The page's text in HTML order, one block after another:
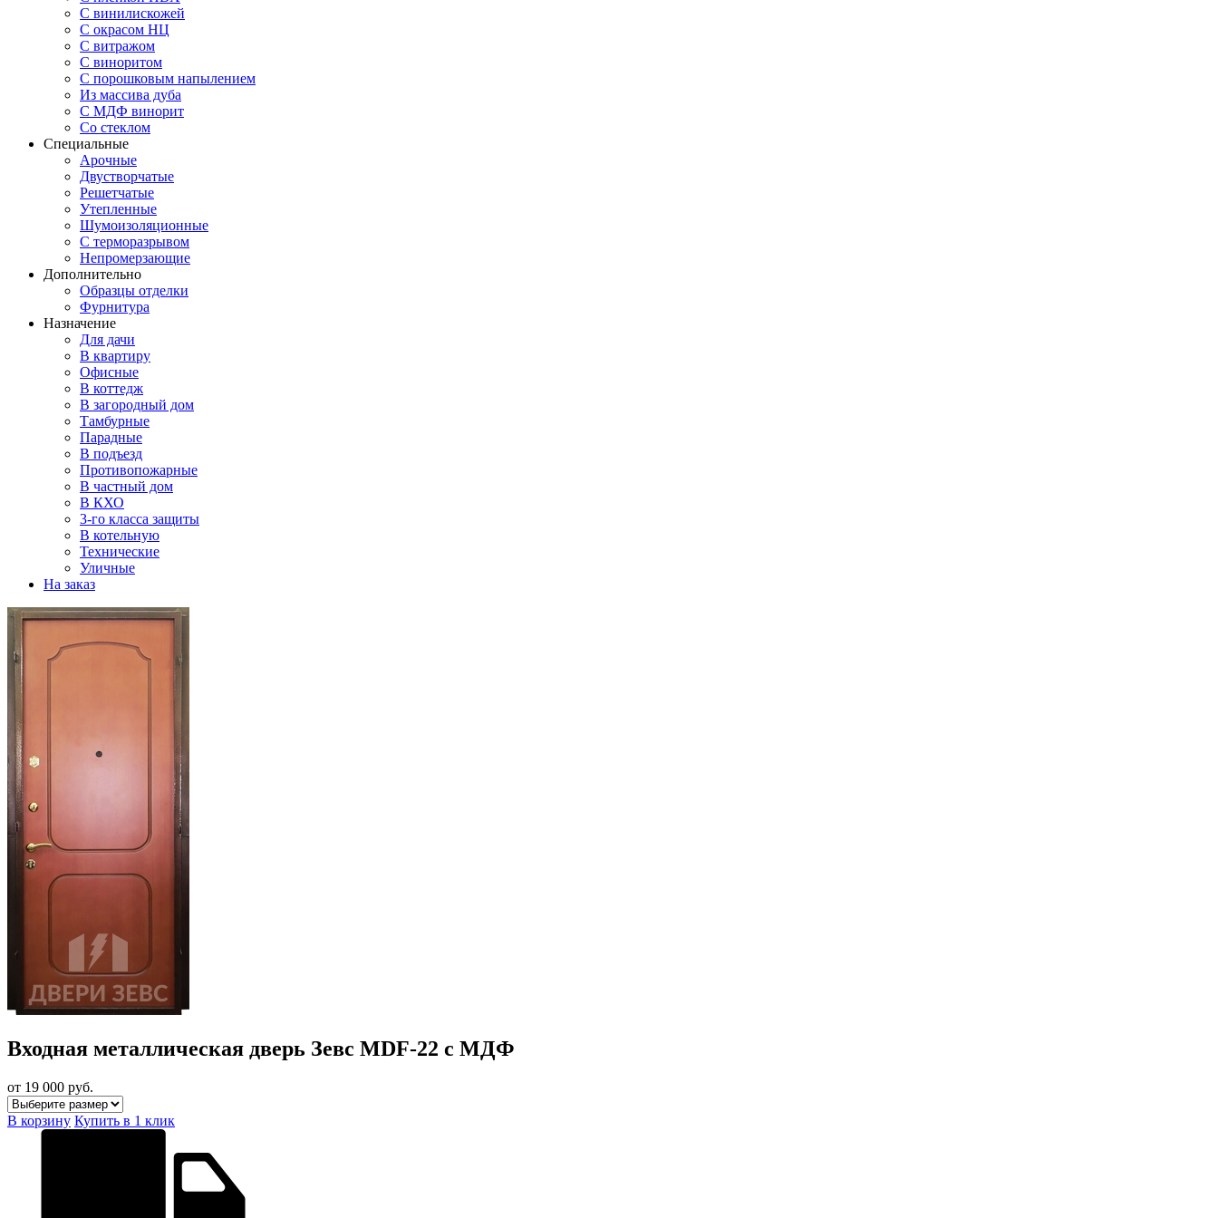
С винилискожей
С окрасом НЦ
С витражом
С виноритом
С порошковым напылением
Из массива дуба
С МДФ винорит
Со стеклом
Специальные
Арочные
Двустворчатые
Решетчатые
Утепленные
Шумоизоляционные
С терморазрывом
Непромерзающие
Дополнительно
Образцы отделки
Фурнитура
Назначение
Для дачи
В квартиру
Офисные
В коттедж
В загородный дом
Тамбурные
Парадные
В подъезд
Противопожарные
В частный дом
В КХО
3-го класса защиты
В котельную
Технические
Уличные
На заказ
Входная металлическая дверь Зевс MDF-22 с МДФ
от 19 000 руб.
В корзину Купить в 1 клик